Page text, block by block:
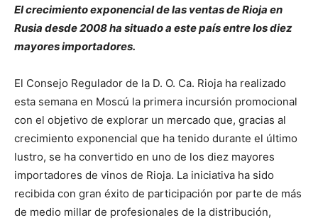
El crecimiento exponencial de las ventas de Rioja en
Rusia desde 2008 ha situado a este país entre los diez
mayores importadores.
El Consejo Regulador de la D. O. Ca. Rioja ha realizado
esta semana en Moscú la primera incursión promocional
con el objetivo de explorar un mercado que, gracias al
crecimiento exponencial que ha tenido durante el último
lustro, se ha convertido en uno de los diez mayores
importadores de vinos de Rioja. La iniciativa ha sido
recibida con gran éxito de participación por parte de más
de medio millar de profesionales de la distribución,